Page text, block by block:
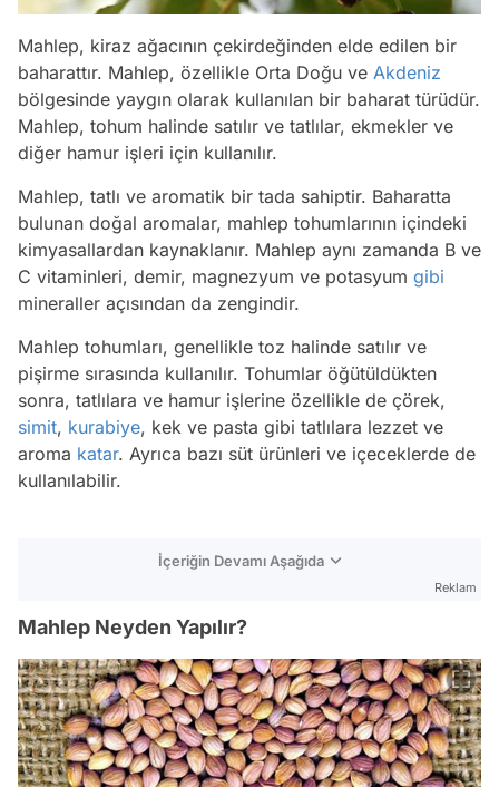
Mahlep, kiraz ağacının çekirdeğinden elde edilen bir
baharattır. Mahlep, özellikle Orta Doğu ve Akdeniz
bölgesinde yaygın olarak kullanılan bir baharat türüdür.
Mahlep, tohum halinde satılır ve tatlılar, ekmekler ve
diğer hamur işleri için kullanılır.
Mahlep, tatlı ve aromatik bir tada sahiptir. Baharatta
bulunan doğal aromalar, mahlep tohumlarının içindeki
kimyasallardan kaynaklanır. Mahlep aynı zamanda B ve
C vitaminleri, demir, magnezyum ve potasyum gibi
mineraller açısından da zengindir.
Mahlep tohumları, genellikle toz halinde satılır ve
pişirme sırasında kullanılır. Tohumlar öğütüldükten
sonra, tatlılara ve hamur işlerine özellikle de çörek,
simit, kurabiye, kek ve pasta gibi tatlılara lezzet ve
aroma katar. Ayrıca bazı süt ürünleri ve içeceklerde de
kullanılabilir.
İçeriğin Devamı Aşağıda
Reklam
Mahlep Neyden Yapılır?